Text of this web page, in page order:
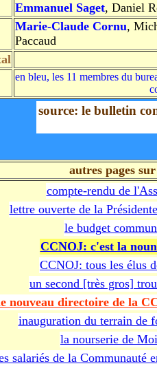
Emmanuel Saget, Daniel
Marie-Claude Cornu,
Paccaud
en bleu, les 11 membres du
source: le bulletin
autres pages
compte-rendu de
lettre ouverte de la
le budget
CCNOJ: c'est la
CCNOJ: tous les élus
un second [très gros]
nouveau directoire de la
inauguration du terrain de
la nourserie de
salariés de la Communauté